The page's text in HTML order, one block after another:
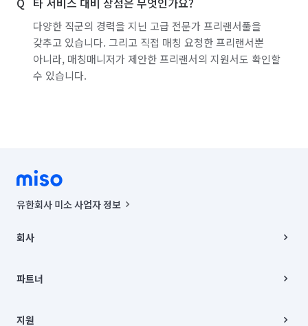
다양한 직군의 경력을 지닌 고급 전문가 프리랜서풀을
갖추고 있습니다. 그리고 직접 매칭 요청한 프리랜서뿐
아니라, 매칭매니저가 제안한 프리랜서의 지원서도 확인할
수 있습니다.
유한회사 미소 사업자 정보
00019 |
주소 | 본사: 서울특별시 종로구 율곡로 6(중학동, 트윈트리빌딩) B동 5층
컨택센터 : 서울특별시 종로구 수송동 율곡로 24, 7층, 8층 미소
상품, 상품정보, 거래에 관한 의무와 책임은 거래당사자에게 있습니다.
회사
채용
파트너
이사
지원